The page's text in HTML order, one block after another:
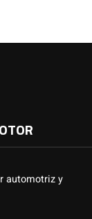
automotriz y